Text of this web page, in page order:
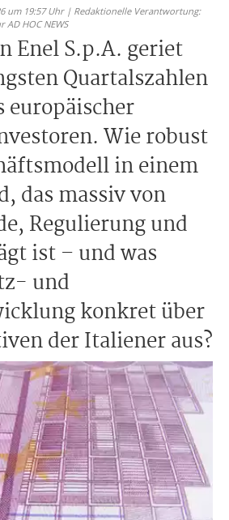
um 19:57 Uhr | Redaktionelle Verantwortung:
AD HOC NEWS
Enel S.p.A. geriet
Quartalszahlen
europäischer
Wie robust
in einem
das massiv von
Regulierung und
ist – und was
und
konkret über
der Italiener aus?